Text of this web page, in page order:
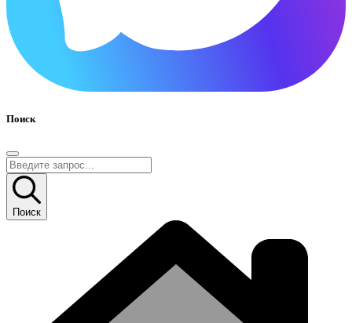
Поиск
Поиск